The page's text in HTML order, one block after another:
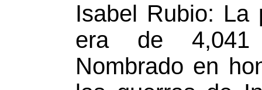
Isabel Rubio: La
era de 4,041
Nombrado en